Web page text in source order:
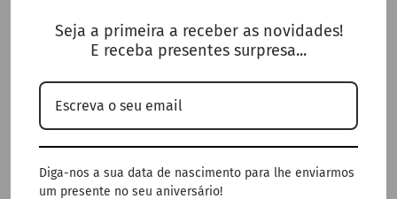
BOTA CALIFORNIA PLATFORMA CAMURÇA METÁLA
50% de desconto
Seja a primeira a receber as novidades!
E receba presentes surpresa...
Diga-nos a sua data de nascimento para lhe enviarmos
um presente no seu aniversário!